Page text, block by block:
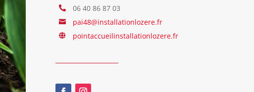
 06 40 86 87 03
 pai48@installationlozere.fr
 pointaccueilinstallationlozere.fr